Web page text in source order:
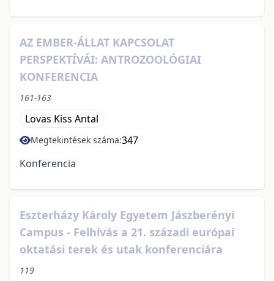
AZ EMBER-ÁLLAT KAPCSOLAT
PERSPEKTÍVÁI: ANTROZOOLÓGIAI
KONFERENCIA
161-163
Lovas Kiss Antal
Megtekintések száma:347
Konferencia
Eszterházy Károly Egyetem Jászberényi
Campus - Felhívás a 21. századi európai
oktatási terek és utak konferenciára
119